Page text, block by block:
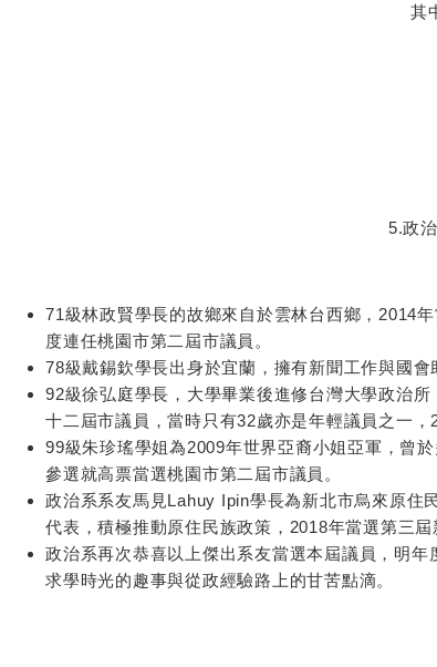
其
5.政
71級林政賢學長的故鄉來自於雲林台西鄉，2014
度連任桃園市第二屆市議員。
78級戴錫欽學長出身於宜蘭，擁有新聞工作與國
92級徐弘庭學長，大學畢業後進修台灣大學政治
十二屆市議員，當時只有32歲亦是年輕議員之一，
99級朱珍瑤學姐為2009年世界亞裔小姐亞軍，曾
參選就高票當選桃園市第二屆市議員。
政治系系友馬見Lahuy Ipin學長為新北市烏來原住
代表，積極推動原住民族政策，2018年當選第三屆
政治系再次恭喜以上傑出系友當選本屆議員，明
求學時光的趣事與從政經驗路上的甘苦點滴。